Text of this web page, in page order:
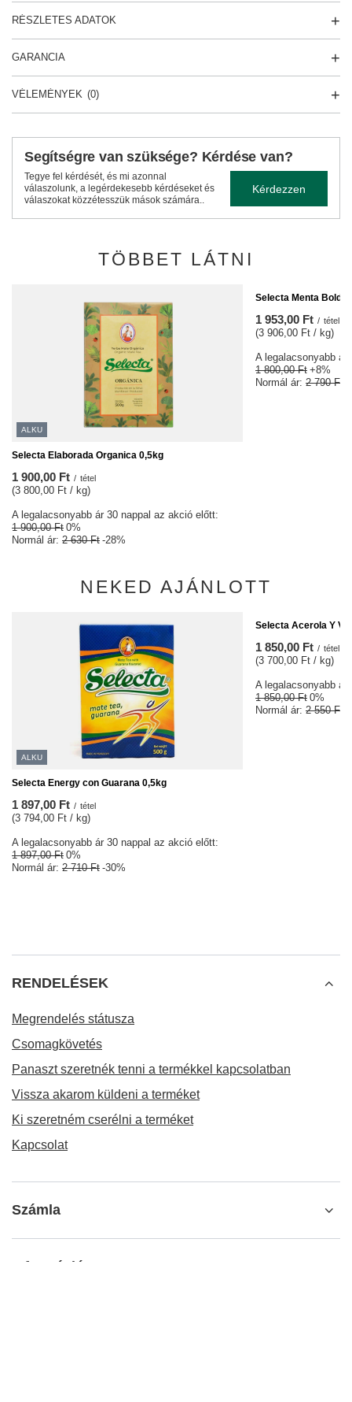
RÉSZLETES ADATOK
GARANCIA
VÉLEMÉNYEK (0)
Segítségre van szüksége? Kérdése van?
Tegye fel kérdését, és mi azonnal
válaszolunk, a legérdekesebb kérdéseket és
válaszokat közzétesszük mások számára..
Kérdezzen
TÖBBET LÁTNI
ALKU
Selecta Elaborada Organica 0,5kg
1 900,00 Ft / tétel
(3 800,00 Ft / kg)
A legalacsonyabb ár 30 nappal az akció előtt:
1 900,00 Ft 0%
Normál ár: 2 630 Ft -28%
Selecta Menta Boldo
1 953,00 Ft / tétel
(3 906,00 Ft / kg)
A legalacsonyabb
1 800,00 Ft +8%
Normál ár: 2 790 Ft
NEKED AJÁNLOTT
ALKU
Selecta Energy con Guarana 0,5kg
1 897,00 Ft / tétel
(3 794,00 Ft / kg)
A legalacsonyabb ár 30 nappal az akció előtt:
1 897,00 Ft 0%
Normál ár: 2 710 Ft -30%
Selecta Acerola Y
1 850,00 Ft / tétel
(3 700,00 Ft / kg)
A legalacsonyabb
1 850,00 Ft 0%
Normál ár: 2 550 Ft
RENDELÉSEK
Megrendelés státusza
Csomagkövetés
Panaszt szeretnék tenni a termékkel kapcsolatban
Vissza akarom küldeni a terméket
Ki szeretném cserélni a terméket
Kapcsolat
Számla
Információ